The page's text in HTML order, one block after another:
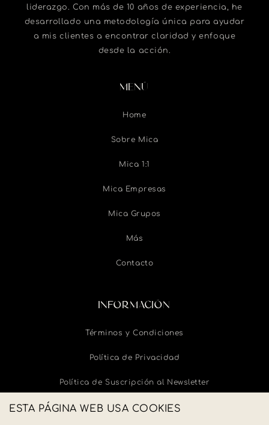
liderazgo. Con más de 10 años de experiencia, he
desarrollado una metodología única para ayudar
a mis clientes a encontrar claridad y enfoque
desde la acción.
MENÚ
Home
Sobre Mica
Mica 1:1
Mica Empresas
Mica Grupos
Más
Contacto
INFORMACIÓN
Términos y Condiciones
Política de Privacidad
Política de Suscripción al Newsletter
Política de Cancelaciones y Devoluciones
ESTA PÁGINA WEB USA COOKIES